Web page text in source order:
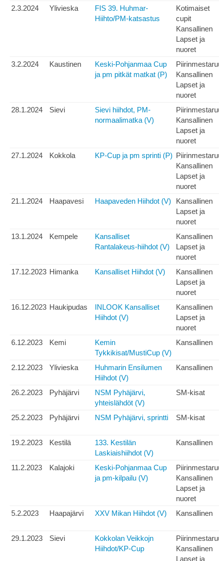
2.3.2024
Ylivieska
FIS 39. Huhmar-
Hiihto/PM-katsastus
Kotimaiset
cupit
Kansallinen
Lapset ja
nuoret
3.2.2024
Kaustinen
Keski-Pohjanmaa Cup
ja pm pitkät matkat (P)
Kansallinen
Lapset ja
nuoret
28.1.2024
Sievi
Sievi hiihdot, PM-
normaalimatka (V)
Kansallinen
Lapset ja
nuoret
27.1.2024
Kokkola KP-Cup ja pm sprinti (P)
Kansallinen
Lapset ja
nuoret
21.1.2024
Haapavesi Haapaveden Hiihdot (V)
Kansallinen
Lapset ja
nuoret
13.1.2024
Kempele
Kansalliset
Rantalakeus-hiihdot (V)
Kansallinen
Lapset ja
nuoret
17.12.2023 Himanka Kansalliset Hiihdot (V)
Kansallinen
Lapset ja
nuoret
16.12.2023 Haukipudas
INLOOK Kansalliset
Hiihdot (V)
Kansallinen
Lapset ja
nuoret
6.12.2023
Kemi
Kemin
Tykkikisat/MustiCup (V)
Kansallinen
2.12.2023 Ylivieska
Huhmarin Ensilumen
Hiihdot (V)
Kansallinen
26.2.2023 Pyhäjärvi
NSM Pyhäjärvi,
yhteislähdöt (V)
SM-kisat
25.2.2023 Pyhäjärvi NSM Pyhäjärvi, sprintti SM-kisat
19.2.2023 Kestilä
133. Kestilän
Laskiaishiihdot (V)
Kansallinen
11.2.2023 Kalajoki
Keski-Pohjanmaa Cup
ja pm-kilpailu (V)
Kansallinen
Lapset ja
nuoret
5.2.2023
Haapajärvi XXV Mikan Hiihdot (V) Kansallinen
29.1.2023 Sievi
Kokkolan Veikkojn
Hiihdot/KP-Cup
Kansallinen
Lapset ja